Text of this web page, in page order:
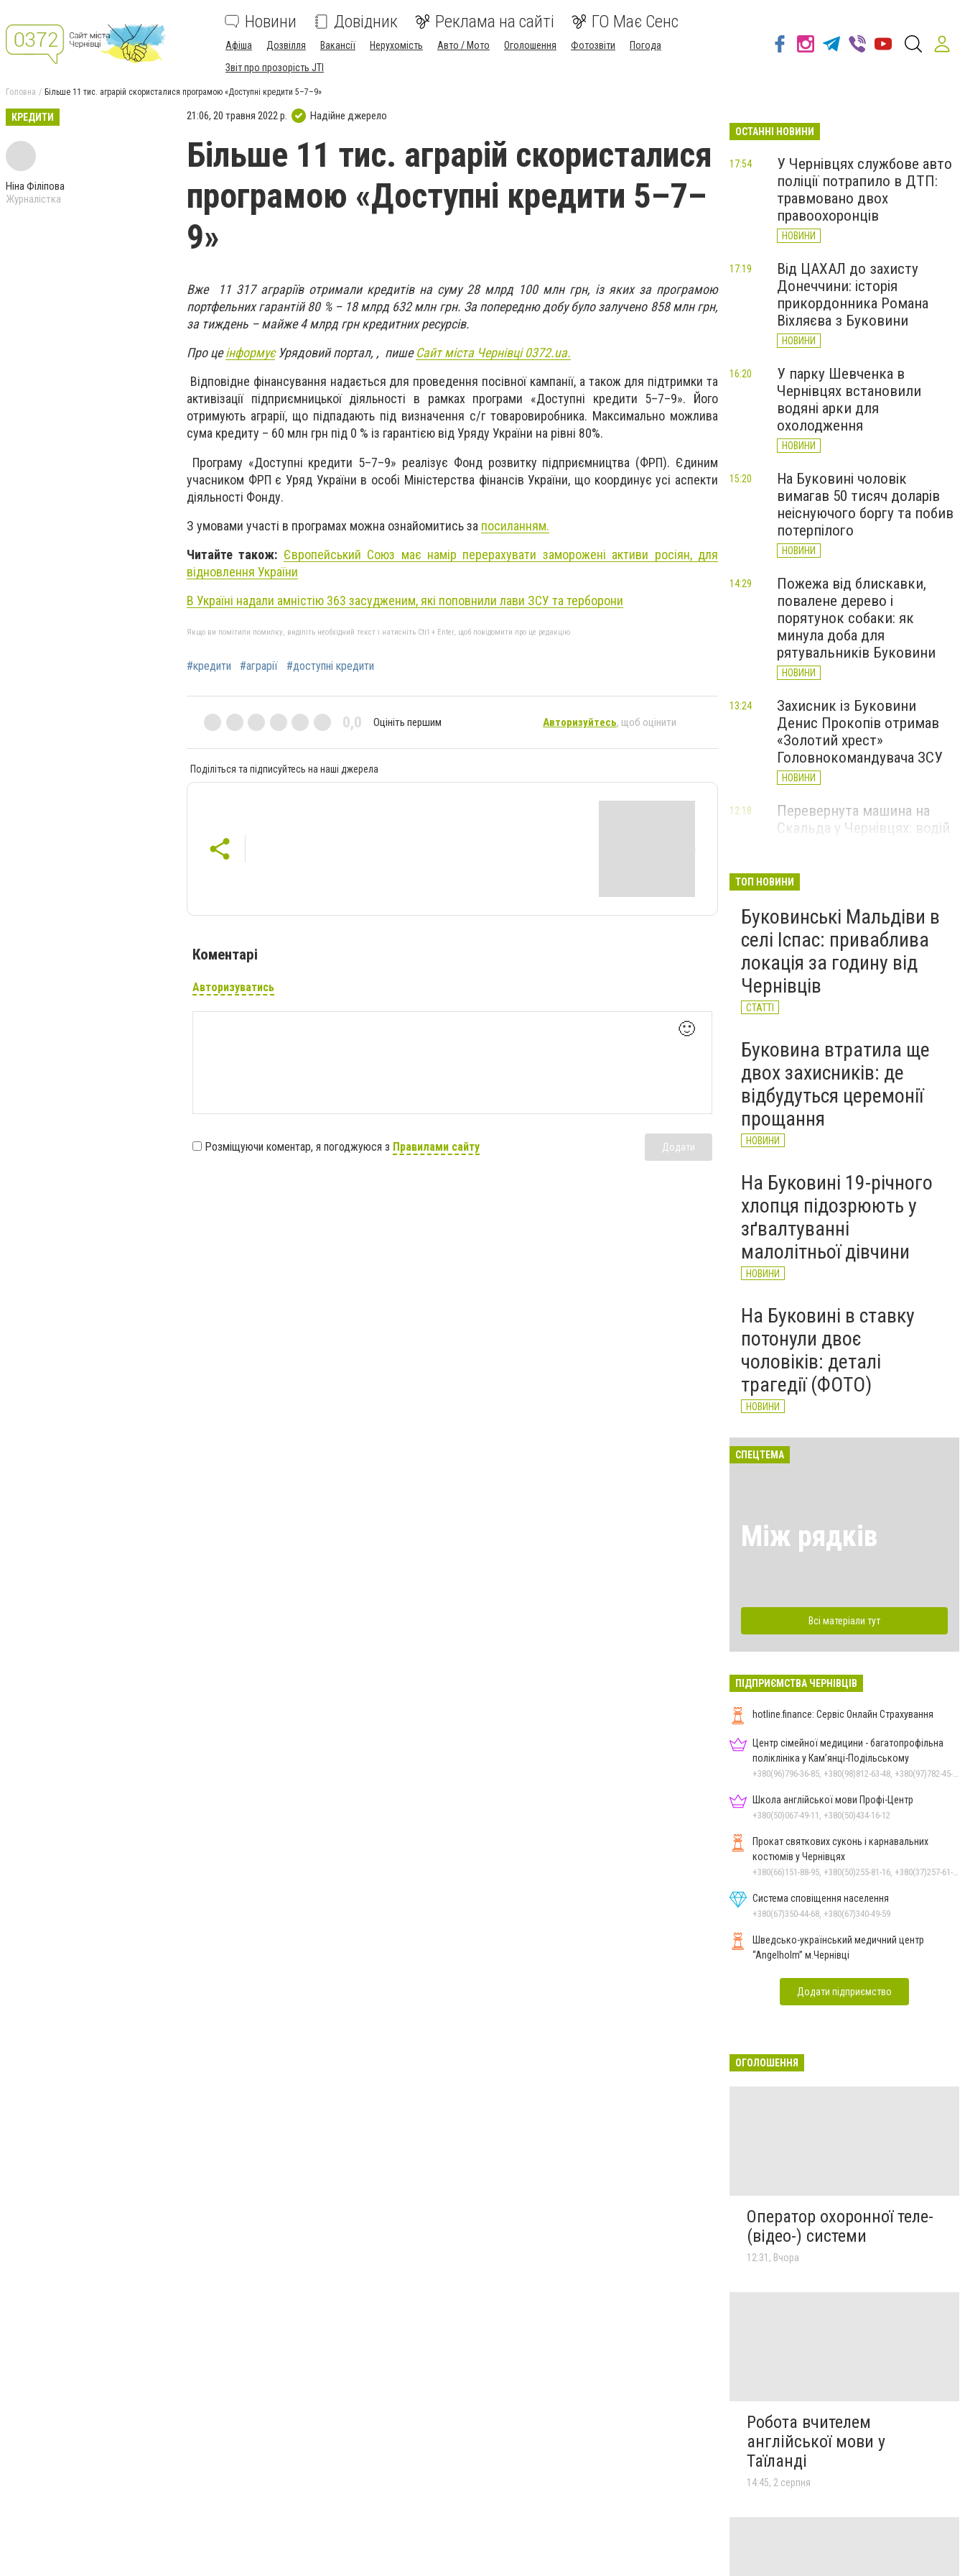
Новини Довідник Реклама на сайті ГО Має Сенс
Афіша Дозвілля Вакансії Нерухомість Авто / Мото Оголошення Фотозвіти
Погода
Звіт про прозорість JTI
Головна Більше 11 тис. аграрій скористалися програмою «Доступні кредити 5–7–9»
КРЕДИТИ
Ніна Філіпова
Журналістка
21:06, 20 травня 2022 р. Надійне джерело
Більше 11 тис. аграрій скористалися
програмою «Доступні кредити 5–7–
9»
Вже 11 317 аграріїв отримали кредитів на суму 28 млрд 100 млн грн, із яких за програмою
портфельних гарантій 80 % – 18 млрд 632 млн грн. За попередню добу було залучено 858 млн грн,
за тиждень – майже 4 млрд грн кредитних ресурсів.
Про цеінформуєУрядовий портал, , пишеСайт міста Чернівці 0372.ua.
Відповідне фінансування надається для проведення посівної кампанії, а також для підтримки та
активізації підприємницької діяльності в рамках програми «Доступні кредити 5–7–9». Його
отримують аграрії, що підпадають під визначення с/г товаровиробника. Максимально можлива
сума кредиту – 60 млн грн під 0 % із гарантією від Уряду України на рівні 80%.
Програму «Доступні кредити 5–7–9» реалізує Фонд розвитку підприємництва (ФРП). Єдиним
учасником ФРП є Уряд України в особі Міністерства фінансів України, що координує усі аспекти
діяльності Фонду.
З умовами участі в програмах можна ознайомитись за посиланням.
Читайте також: Європейський Союз має намір перерахувати заморожені активи росіян, для
відновлення України
В Україні надали амністію 363 засудженим, які поповнили лави ЗСУ та терборони
Якщо ви помітили помилку, виділіть необхідний текст і натисніть Ctrl + Enter, щоб повідомити про це редакцію
#кредити #аграрії #доступні кредити
0,0 Оцініть першим Авторизуйтесь, щоб оцінити
Поділіться та підписуйтесь на наші джерела
Коментарі
Авторизуватись
🙂
Розміщуючи коментар, я погоджуюся з Правилами сайту Додати
ОСТАННІ НОВИНИ
У Чернівцях службове авто
поліції потрапило в ДТП:
травмовано двох
правоохоронців
НОВИНИ
17:54
Від ЦАХАЛ до захисту
Донеччини: історія
прикордонника Романа
Віхляєва з Буковини
НОВИНИ
17:19
У парку Шевченка в
Чернівцях встановили
водяні арки для
охолодження
НОВИНИ
16:20
На Буковині чоловік
вимагав 50 тисяч доларів
неіснуючого боргу та побив
потерпілого
НОВИНИ
15:20
Пожежа від блискавки,
повалене дерево і
порятунок собаки: як
минула доба для
рятувальників Буковини
НОВИНИ
14:29
Захисник із Буковини
Денис Прокопів отримав
«Золотий хрест»
Головнокомандувача ЗСУ
НОВИНИ
13:24
Перевернута машина на
Скальда у Чернівцях: водій
12:18
зафіксували новий
історичний температурний
максимум
НОВИНИ
ТОП НОВИНИ
Буковинські Мальдіви в
селі Іспас: приваблива
локація за годину від
Чернівців
СТАТТІ
Буковина втратила ще
двох захисників: де
відбудуться церемонії
прощання
НОВИНИ
На Буковині 19-річного
хлопця підозрюють у
зґвалтуванні
малолітньої дівчини
НОВИНИ
На Буковині в ставку
потонули двоє
чоловіків: деталі
трагедії (ФОТО)
НОВИНИ
СПЕЦТЕМА
Між рядків
Всі матеріали тут
ПІДПРИЄМСТВА ЧЕРНІВЦІВ
hotline.finance: Сервіс Онлайн Страхування
Центр сімейної медицини - багатопрофільна
поліклініка у Кам’янці-Подільському
Школа англійської мови Профі-Центр
+380(50)067-49-11, +380(50)434-16-12
Прокат святкових суконь і карнавальних
костюмів у Чернівцях
Система сповіщення населення
+380(67)350-44-68, +380(67)340-49-59
Шведсько-український медичний центр
“Angelholm” м.Чернівці
Додати підприємство
ОГОЛОШЕННЯ
Оператор охоронної теле-
(відео-) системи
12:31, Вчора
Робота вчителем
англійської мови у
Таїланді
14:45, 2 серпня